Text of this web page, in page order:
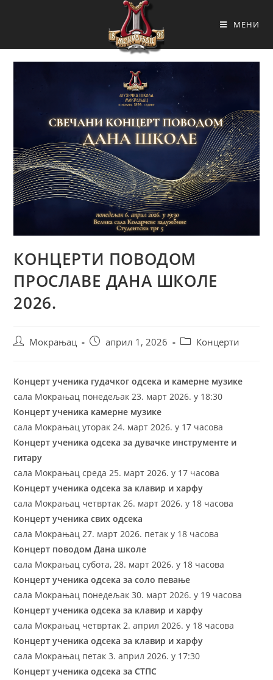
МЕНИ
КОНЦЕРТИ ПОВОДОМ
ПРОСЛАВЕ ДАНА ШКОЛЕ
2026.
Мокрањац април 1, 2026 Концерти
Концерт ученика гудачког одсека и камерне музике
сала Мокрањац понедељак 23. март 2026. у 18:30
Концерт ученика камерне музике
сала Мокрањац уторак 24. март 2026. у 17 часова
Концерт ученика одсека за дувачке инструменте и
гитару
сала Мокрањац среда 25. март 2026. у 17 часова
Концерт ученика одсека за клавир и харфу
сала Мокрањац четвртак 26. март 2026. у 18 часова
Концерт ученика свих одсека
сала Мокрањац 27. март 2026. петак у 18 часова
Концерт поводом Дана школе
сала Мокрањац субота, 28. март 2026. у 18 часова
Концерт ученика одсека за соло певање
сала Мокрањац понедељак 30. март 2026. у 19 часова
Концерт ученика одсека за клавир и харфу
сала Мокрањац четвртак 2. април 2026. у 18 часова
Концерт ученика одсека за клавир и харфу
сала Мокрањац петак 3. април 2026. у 17:30
Концерт ученика одсека за СТПС